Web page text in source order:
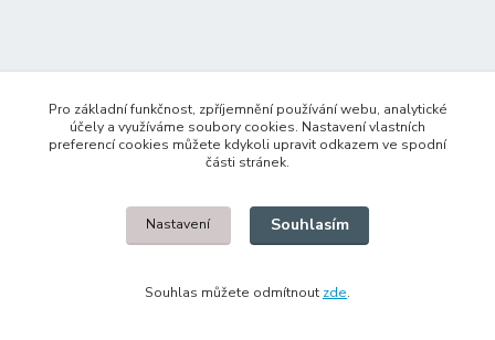
Pro základní funkčnost, zpříjemnění používání webu, analytické
účely a využíváme soubory cookies. Nastavení vlastních
preferencí cookies můžete kdykoli upravit odkazem ve spodní
části stránek.
Nastavení Souhlasím
Souhlas můžete odmítnout zde.